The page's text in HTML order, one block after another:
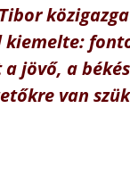
kiemelte:
jövő, a
van